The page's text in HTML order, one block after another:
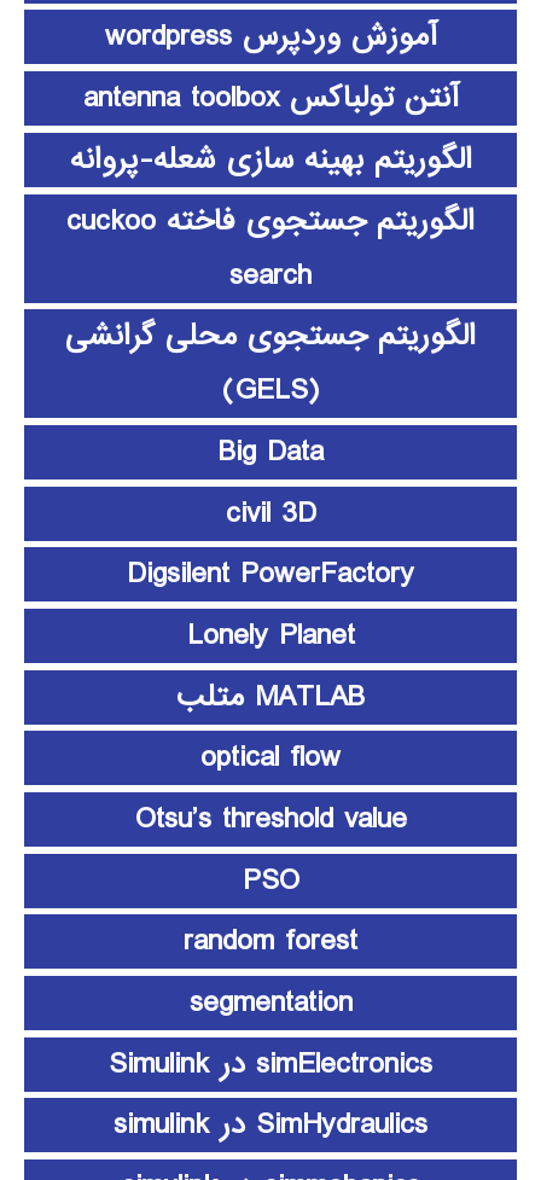
آموزش وردپرس wordpress
آنتن تولباکس antenna toolbox
الگوریتم بهینه سازی شعله-پروانه
الگوریتم جستجوی فاخته cuckoo
search
الگوریتم جستجوی محلی گرانشی
(GELS)
Big Data
civil 3D
Digsilent PowerFactory
Lonely Planet
MATLAB متلب
optical flow
Otsu’s threshold value
PSO
random forest
segmentation
simElectronics در Simulink
SimHydraulics در simulink